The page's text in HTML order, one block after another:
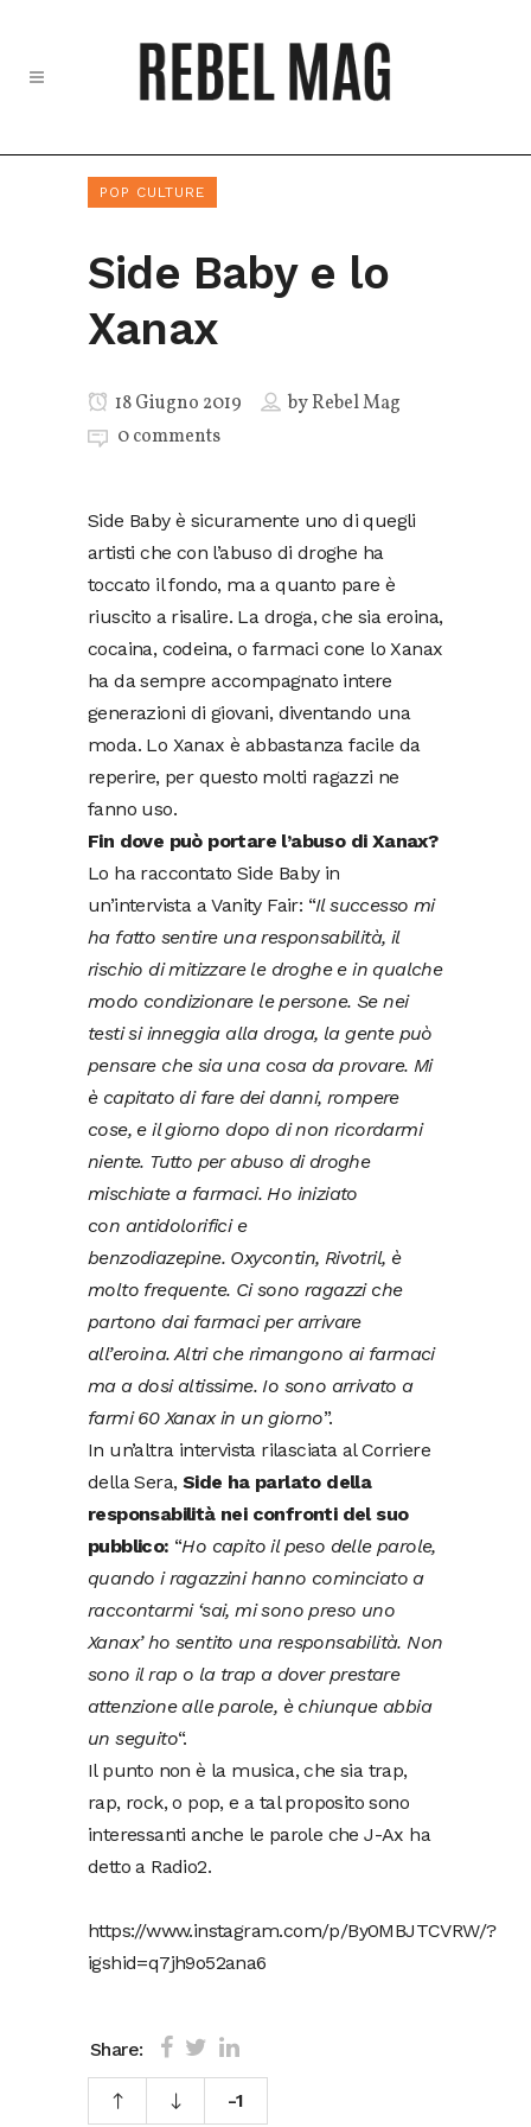
POP CULTURE
Side Baby e lo
Xanax
18 Giugno 2019 byRebel Mag
0 comments
Side Baby è sicuramente uno di quegli
artisti che con l’abuso di droghe ha
toccato il fondo, ma a quanto pare è
riuscito a risalire. La droga, che sia eroina,
cocaina, codeina, o farmaci cone lo Xanax
ha da sempre accompagnato intere
generazioni di giovani, diventando una
moda. Lo Xanax è abbastanza facile da
reperire, per questo molti ragazzi ne
fanno uso.
Fin dove può portare l’abuso di Xanax?
Lo ha raccontato Side Baby in
un’intervista a Vanity Fair: “Il successo mi
ha fatto sentire una responsabilità, il
rischio di mitizzare le droghe e in qualche
modo condizionare le persone. Se nei
testi si inneggia alla droga, la gente può
pensare che sia una cosa da provare. Mi
è capitato di fare dei danni, rompere
cose, e il giorno dopo di non ricordarmi
niente. Tutto per abuso di droghe
mischiate a farmaci. Ho iniziato
con antidolorifici e
benzodiazepine. Oxycontin, Rivotril, è
molto frequente. Ci sono ragazzi che
partono dai farmaci per arrivare
all’eroina. Altri che rimangono ai farmaci
ma a dosi altissime. Io sono arrivato a
farmi 60 Xanax in un giorno”.
In un’altra intervista rilasciata al Corriere
della Sera, Side ha parlato della
responsabilità nei confronti del suo
pubblico: “Ho capito il peso delle parole,
quando i ragazzini hanno cominciato a
raccontarmi ‘sai, mi sono preso uno
Xanax’ ho sentito una responsabilità. Non
sono il rap o la trap a dover prestare
attenzione alle parole, è chiunque abbia
un seguito“.
Il punto non è la musica, che sia trap,
rap, rock, o pop, e a tal proposito sono
interessanti anche le parole che J-Ax ha
detto a Radio2.
https://www.instagram.com/p/By0MBJTCVRW/?
igshid=q7jh9o52ana6
Share:
-1